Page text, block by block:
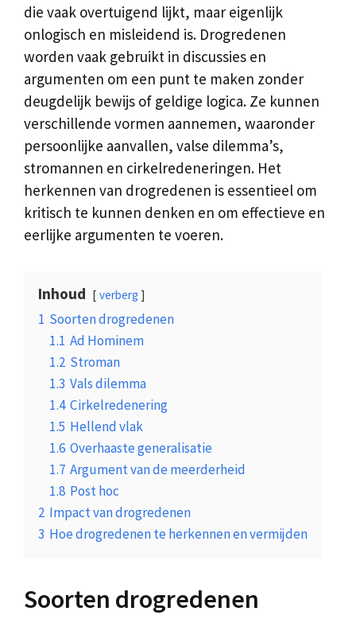
die vaak overtuigend lijkt, maar eigenlijk
onlogisch en misleidend is. Drogredenen
worden vaak gebruikt in discussies en
argumenten om een punt te maken zonder
deugdelijk bewijs of geldige logica. Ze kunnen
verschillende vormen aannemen, waaronder
persoonlijke aanvallen, valse dilemma’s,
stromannen en cirkelredeneringen. Het
herkennen van drogredenen is essentieel om
kritisch te kunnen denken en om effectieve en
eerlijke argumenten te voeren.
Inhoud verberg
1 Soorten drogredenen
1.1 Ad Hominem
1.2 Stroman
1.3 Vals dilemma
1.4 Cirkelredenering
1.5 Hellend vlak
1.6 Overhaaste generalisatie
1.7 Argument van de meerderheid
1.8 Post hoc
2 Impact van drogredenen
3 Hoe drogredenen te herkennen en vermijden
Soorten drogredenen